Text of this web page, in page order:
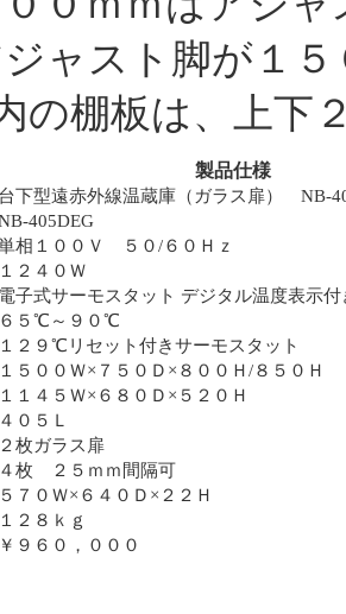
ャスト脚が１
の棚板は、上下
製品仕様
台下型遠赤外線温蔵庫（ガラス扉） NB-
405DEG
相１００Ｖ ５０/６０Ｈｚ
１２４０Ｗ
電子式サーモスタット デジタル温度表示付
６５℃～９０℃
１２９℃リセット付きサーモスタット
１５００Ｗ×７５０Ｄ×８００Ｈ/８５０Ｈ
１１４５Ｗ×６８０Ｄ×５２０Ｈ
４０５Ｌ
２枚ガラス扉
４枚 ２５ｍｍ間隔可
５７０Ｗ×６４０Ｄ×２２Ｈ
１２８ｋｇ
￥９６０，０００